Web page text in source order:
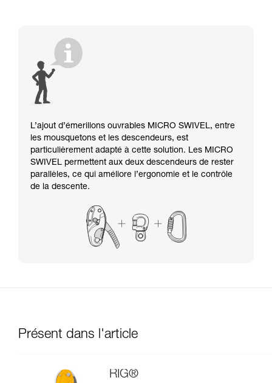
L’ajout d’émerillons ouvrables MICRO SWIVEL, entre
les mousquetons et les descendeurs, est
particulièrement adapté à cette solution. Les MICRO
SWIVEL permettent aux deux descendeurs de rester
parallèles, ce qui améliore l’ergonomie et le contrôle
de la descente.
Présent dans l'article
RIG®